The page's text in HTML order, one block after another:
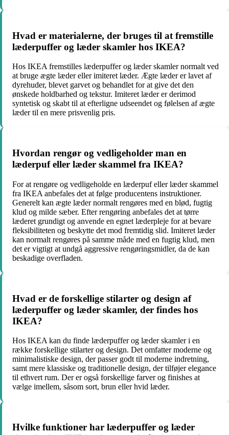
Hvad er materialerne, der bruges til at fremstille
læderpuffer og læder skamler hos IKEA?
Hos IKEA fremstilles læderpuffer og læder skamler normalt ved
at bruge ægte læder eller imiteret læder. Ægte læder er lavet af
dyrehuder, blevet garvet og behandlet for at give det den
ønskede holdbarhed og tekstur. Imiteret læder er derimod
syntetisk og skabt til at efterligne udseendet og følelsen af ægte
læder til en mere prisvenlig pris.
Hvordan rengør og vedligeholder man en
læderpuf eller læder skammel fra IKEA?
For at rengøre og vedligeholde en læderpuf eller læder skammel
fra IKEA anbefales det at følge producentens instruktioner.
Generelt kan ægte læder normalt rengøres med en blød, fugtig
klud og milde sæber. Efter rengøring anbefales det at tørre
læderet grundigt og anvende en egnet læderpleje for at bevare
fleksibiliteten og beskytte det mod fremtidig slid. Imiteret læder
kan normalt rengøres på samme måde med en fugtig klud, men
det er vigtigt at undgå aggressive rengøringsmidler, da de kan
beskadige overfladen.
Hvad er de forskellige stilarter og design af
læderpuffer og læder skamler, der findes hos
IKEA?
Hos IKEA kan du finde læderpuffer og læder skamler i en
række forskellige stilarter og design. Det omfatter moderne og
minimalistiske design, der passer godt til moderne indretning,
samt mere klassiske og traditionelle design, der tilføjer elegance
til ethvert rum. Der er også forskellige farver og finishes at
vælge imellem, såsom sort, brun eller hvid læder.
Hvilke funktioner har læderpuffer og læder